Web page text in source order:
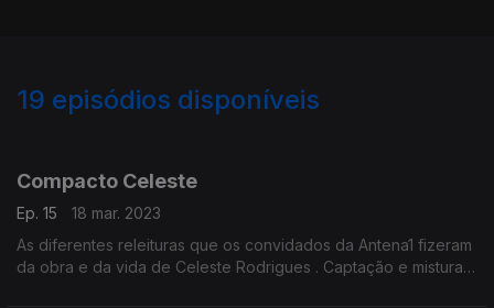
19 episódios disponíveis
Compacto Celeste
Ep. 15
18 mar. 2023
As diferentes releituras que os convidados da Antena1 fizeram
da obra e da vida de Celeste Rodrigues . Captação e mistura